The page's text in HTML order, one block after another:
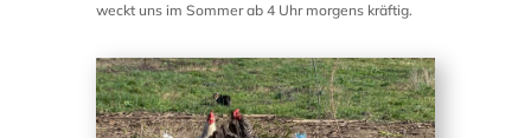
weckt uns im Sommer ab 4 Uhr morgens kräftig.